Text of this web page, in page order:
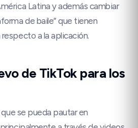
Latina y además cambiar
de baile” que tienen
a la aplicación.
de TikTok para los
que se pueda pautar en